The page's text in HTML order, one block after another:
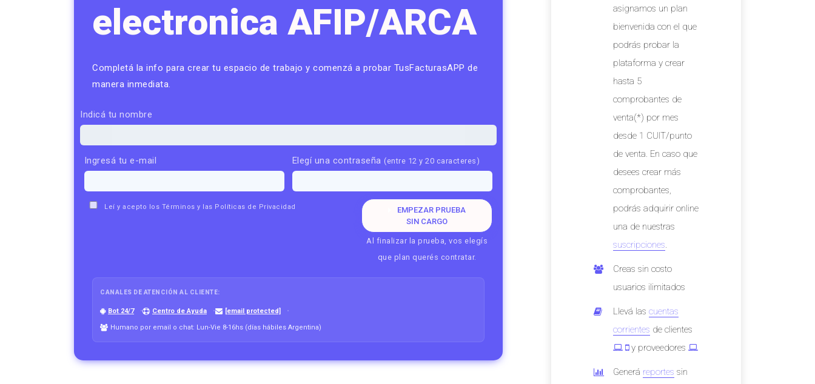
electronica AFIP/ARCA
Completá la info para crear tu espacio de trabajo y comenzá a probar TusFacturasAPP de
manera inmediata.
Indicá tu nombre
Ingresá tu e-mail Elegí una contraseña (entre 12 y 20 caracteres)
Leí y acepto los Términos y las Políticas de Privacidad
EMPEZAR PRUEBA
SIN CARGO
Al finalizar la prueba, vos elegís
que plan querés contratar.
CANALES DE ATENCIÓN AL CLIENTE:
Bot 24/7 Centro de Ayuda [email protected]
Humano por email o chat: Lun-Vie 8-16hs (días hábiles Argentina)
asignamos un plan
bienvenida con el que
podrás probar la
plataforma y crear
hasta 5
comprobantes de
venta(*) por mes
desde 1 CUIT/punto
de venta. En caso que
desees crear más
comprobantes,
podrás adquirir online
una de nuestras
suscripciones.
Creas sin costo
usuarios ilimitados
Llevá las cuentas
corrientes de clientes
y proveedores
Generá reportes sin